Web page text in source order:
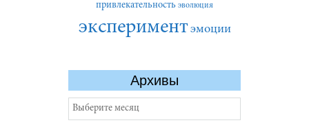
привлекательность эволюция
экспериментэмоции
Архивы
Архивы